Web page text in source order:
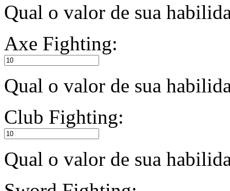
Qual o valor de sua
Axe Fighting:
Qual o valor de sua
Club Fighting:
Qual o valor de sua